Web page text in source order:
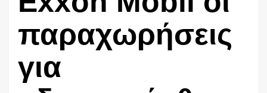
παραχωρήσεις
για